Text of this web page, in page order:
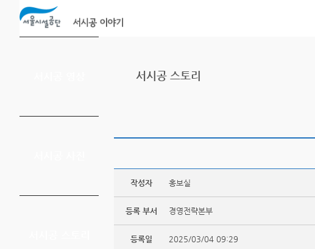
본문바로가기
서시공 스토리
작성자 홍보실
등록 부서 경영전략본부
등록일 2025/03/04 09:29